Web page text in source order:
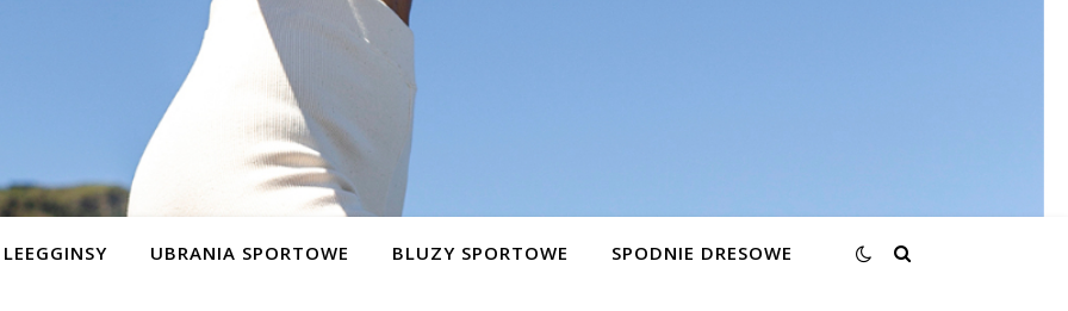
UBRANIA SPORTOWE BLUZY SPORTOWE SPODNIE DRESOWE